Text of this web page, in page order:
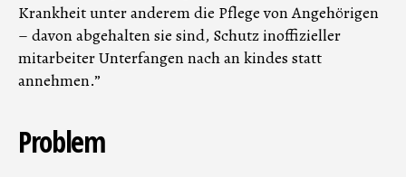
Krankheit unter anderem die Pflege von Angehörigen
– davon abgehalten sie sind, Schutz inoffizieller
mitarbeiter Unterfangen nach an kindes statt
annehmen.”
Problem